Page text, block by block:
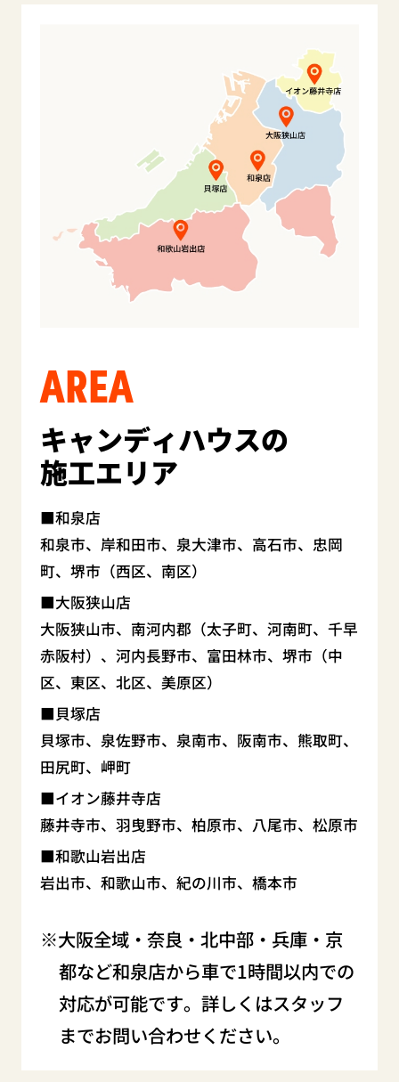
AREA
キャンディハウスの
施工エリア
和泉店
和泉市、岸和田市、泉大津市、高石市、忠岡
町、堺市（西区、南区）
大阪狭山店
大阪狭山市、南河内郡（太子町、河南町、千早
赤阪村）、河内長野市、富田林市、堺市（中
区、東区、北区、美原区）
貝塚店
貝塚市、泉佐野市、泉南市、阪南市、熊取町、
田尻町、岬町
イオン藤井寺店
藤井寺市、羽曳野市、柏原市、八尾市、松原市
和歌山岩出店
岩出市、和歌山市、紀の川市、橋本市
大阪全域・奈良・北中部・兵庫・京
都など和泉店から車で1時間以内での
対応が可能です。詳しくはスタッフ
までお問い合わせください。